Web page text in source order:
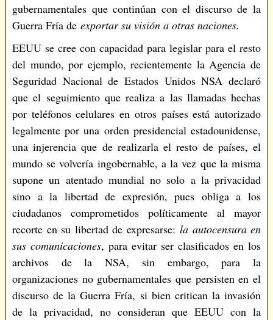
gubernamentales que continúan con el discurso de la
Guerra Fría de exportar su visión a otras naciones.
EEUU se cree con capacidad para legislar para el resto
del mundo, por ejemplo, recientemente la Agencia de
Seguridad Nacional de Estados Unidos NSA declaró
que el seguimiento que realiza a las llamadas hechas
por teléfonos celulares en otros países está autorizado
legalmente por una orden presidencial estadounidense,
una injerencia que de realizarla el resto de países, el
mundo se volvería ingobernable, a la vez que la misma
supone un atentado mundial no solo a la privacidad
sino a la libertad de expresión, pues obliga a los
ciudadanos comprometidos políticamente al mayor
recorte en su libertad de expresarse: la autocensura en
sus comunicaciones, para evitar ser clasificados en los
archivos de la NSA, sin embargo, para la
organizaciones no gubernamentales que persisten en el
discurso de la Guerra Fría, si bien critican la invasión
de la privacidad, no consideran que EEUU con la